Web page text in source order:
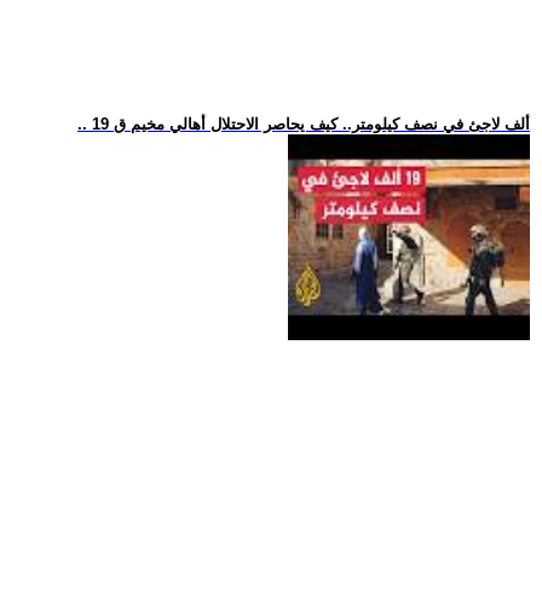
.. 19 ألف لاجئ في نصف كيلومتر.. كيف يحاصر الاحتلال أهالي مخيم ق